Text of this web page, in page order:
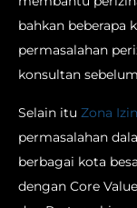
bahkan beberapa
permasalahan
konsultan
Selain itu Zona Izin
permasalahan
berbagai kota
dengan Core